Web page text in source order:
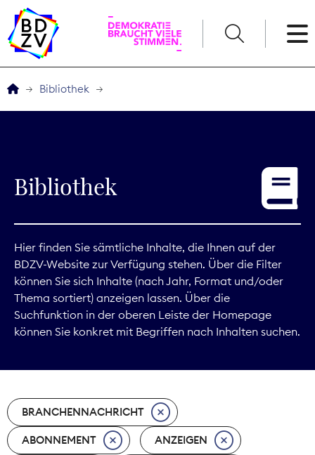
Service
Digitales
Kommunikation
Marktdaten
Nachhaltigkeit
Nachwuchs
Bibliothek
Bibliothek
Hier finden Sie sämtliche Inhalte, die Ihnen auf der
BDZV-Website zur Verfügung stehen. Über die Filter
können Sie sich Inhalte (nach Jahr, Format und/oder
Thema sortiert) anzeigen lassen. Über die
Suchfunktion in der oberen Leiste der Homepage
können Sie konkret mit Begriffen nach Inhalten suchen.
BRANCHENNACHRICHT
ABONNEMENT ANZEIGEN